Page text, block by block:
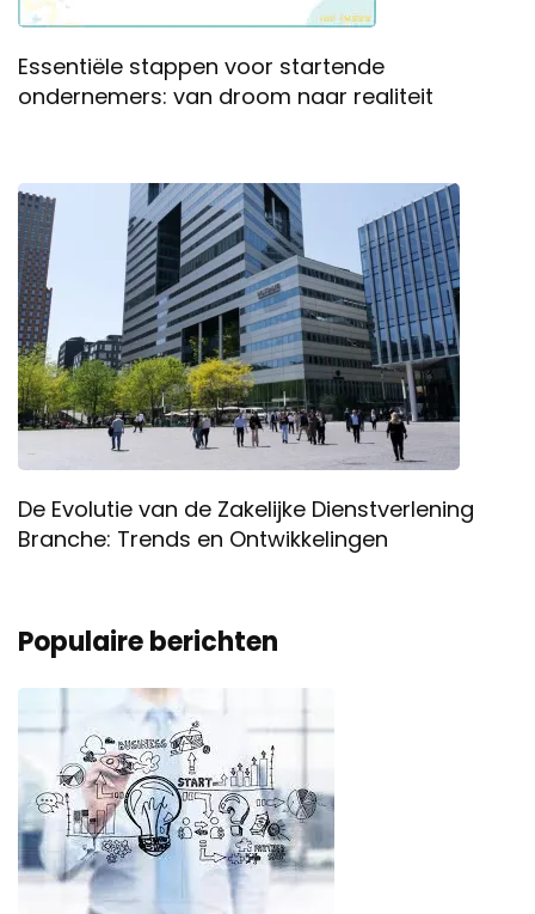
Essentiële stappen voor startende
ondernemers: van droom naar realiteit
De Evolutie van de Zakelijke Dienstverlening
Branche: Trends en Ontwikkelingen
Populaire berichten